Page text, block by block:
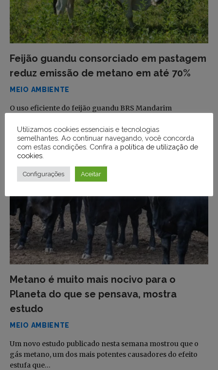
Feijão guandu consorciado em pastagem
reduz emissão de metano em até 70%
MEIO AMBIENTE
O uso eficiente do feijão guandu BRS Mandarim
o ganho de peso…
Metano é muito mais nocivo para o
Planeta do que se pensava, mostra
estudo
MEIO AMBIENTE
Um novo estudo publicado nesta semana mostrou que o
gás metano, um dos mais potentes causadores do efeito
estufa que…
Utilizamos cookies essenciais e tecnologias
semelhantes. Ao continuar navegando, você concorda
com estas condições. Confira a política de utilização de
cookies
Configurações Aceitar